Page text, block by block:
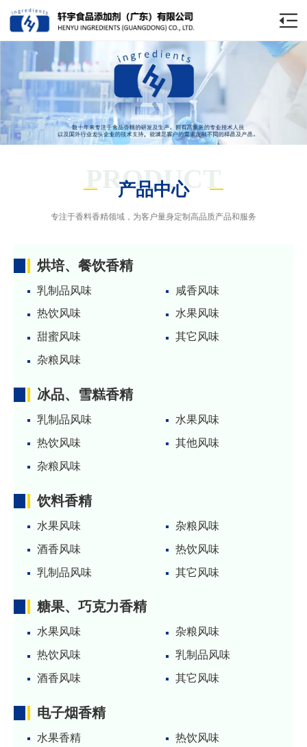
PRODUCT
产品中心
专注于香料香精领域，为客户量身定制高品质产品和服务
烘培、餐饮香精
乳制品风味
咸香风味
热饮风味
水果风味
甜蜜风味
其它风味
杂粮风味
冰品、雪糕香精
乳制品风味
水果风味
热饮风味
其他风味
杂粮风味
饮料香精
水果风味
杂粮风味
酒香风味
热饮风味
乳制品风味
其它风味
糖果、巧克力香精
水果风味
杂粮风味
热饮风味
乳制品风味
酒香风味
其它风味
电子烟香精
水果香精
热饮风味